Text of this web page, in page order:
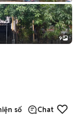
+2
9
số Chat